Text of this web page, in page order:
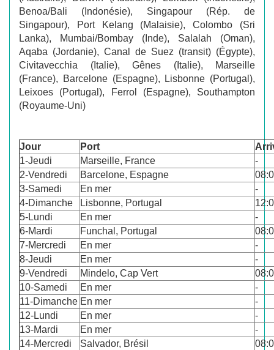
Benoa/Bali (Indonésie), Singapour (Rép. de
Singapour), Port Kelang (Malaisie), Colombo (Sri
Lanka), Mumbai/Bombay (Inde), Salalah (Oman),
Aqaba (Jordanie), Canal de Suez (transit) (Égypte),
Civitavecchia (Italie), Gênes (Italie), Marseille
(France), Barcelone (Espagne), Lisbonne (Portugal),
Leixoes (Portugal), Ferrol (Espagne), Southampton
(Royaume-Uni)
Jour Port
1-Jeudi
Marseille, France
-
2-Vendredi
Barcelone, Espagne
3-Samedi
En mer
-
4-Dimanche
Lisbonne, Portugal
5-Lundi
En mer
-
6-Mardi
Funchal, Portugal
7-Mercredi
En mer
-
8-Jeudi
En mer
-
9-Vendredi
Mindelo, Cap Vert
10-Samedi
En mer
-
11-Dimanche En mer
-
12-Lundi
En mer
-
13-Mardi
En mer
-
14-Mercredi
Salvador, Brésil